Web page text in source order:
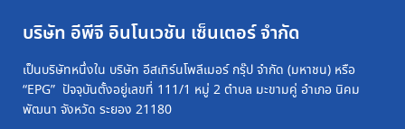
บริษัท อีพีจี อินโนเวชัน เซ็นเตอร์ จำกัด
เป็นบริษัทหนึ่งใน บริษัท อีสเทิร์นโพลีเมอร์ กรุ๊ป จำกัด (มหาชน) หรือ
“EPG” ปัจจุบันตั้งอยู่เลขที่ 111/1 หมู่ 2 ตำบล มะขามคู่ อำเภอ นิคม
พัฒนา จังหวัด ระยอง 21180